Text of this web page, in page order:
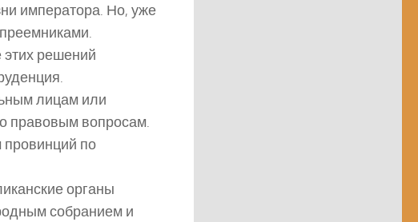
императора. Но, уже
решений
лицам или
правовым вопросам.
по
органы
собранием и